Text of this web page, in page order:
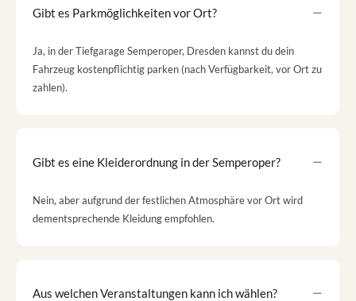
Gibt es Parkmöglichkeiten vor Ort?
Ja, in der Tiefgarage Semperoper, Dresden kannst du dein
Fahrzeug kostenpflichtig parken (nach Verfügbarkeit, vor Ort zu
zahlen).
Gibt es eine Kleiderordnung in der Semperoper?
Nein, aber aufgrund der festlichen Atmosphäre vor Ort wird
dementsprechende Kleidung empfohlen.
Aus welchen Veranstaltungen kann ich wählen?